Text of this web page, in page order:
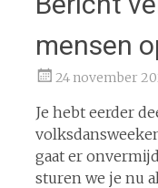
mensen
24 november
Je hebt eerder
gaat er
sturen we je nu